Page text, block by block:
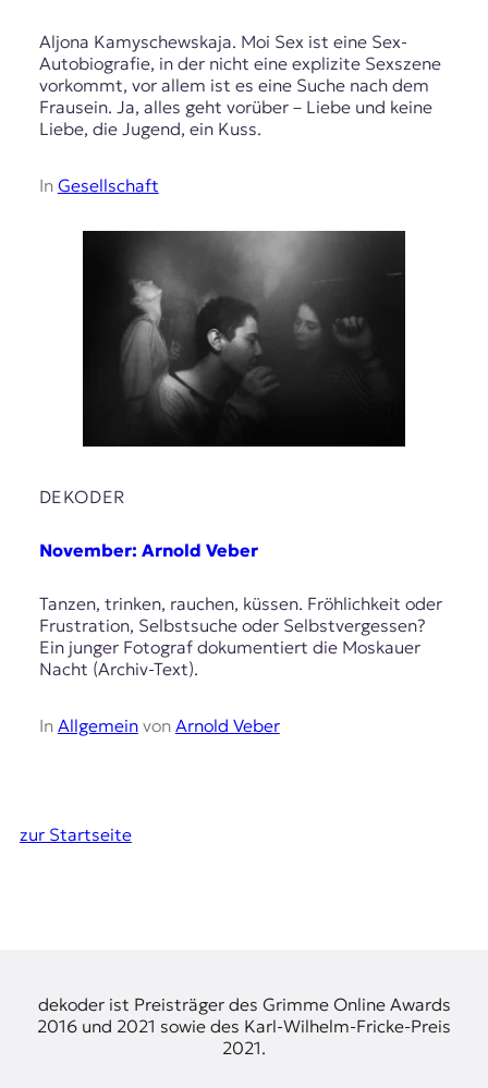
Aljona Kamyschewskaja. Moi Sex ist eine Sex-
Autobiografie, in der nicht eine explizite Sexszene
vorkommt, vor allem ist es eine Suche nach dem
Frausein. Ja, alles geht vorüber – Liebe und keine
Liebe, die Jugend, ein Kuss.
In Gesellschaft
DEKODER
November: Arnold Veber
Tanzen, trinken, rauchen, küssen. Fröhlichkeit oder
Frustration, Selbstsuche oder Selbstvergessen?
Ein junger Fotograf dokumentiert die Moskauer
Nacht (Archiv-Text).
In Allgemeinvon Arnold Veber
zur Startseite
dekoder ist Preisträger des Grimme Online Awards
2016 und 2021 sowie des Karl-Wilhelm-Fricke-Preis
2021.